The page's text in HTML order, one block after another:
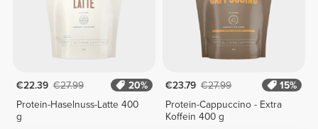
€22.39 €27.99
20%
Protein-Haselnuss-Latte 400
g
€23.79 €27.99
15%
Protein-Cappuccino - Extra
Koffein 400 g